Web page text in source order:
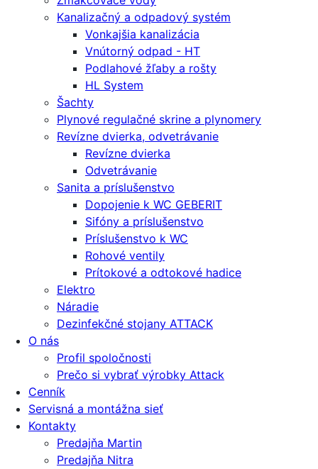
Kanalizačný a odpadový systém
Vonkajšia kanalizácia
Vnútorný odpad - HT
Podlahové žľaby a rošty
HL System
Šachty
Plynové regulačné skrine a plynomery
Revízne dvierka, odvetrávanie
Revízne dvierka
Odvetrávanie
Sanita a príslušenstvo
Dopojenie k WC GEBERIT
Sifóny a príslušenstvo
Príslušenstvo k WC
Rohové ventily
Prítokové a odtokové hadice
Elektro
Náradie
Dezinfekčné stojany ATTACK
O nás
Profil spoločnosti
Prečo si vybrať výrobky Attack
Cenník
Servisná a montážna sieť
Kontakty
Predajňa Martin
Predajňa Nitra